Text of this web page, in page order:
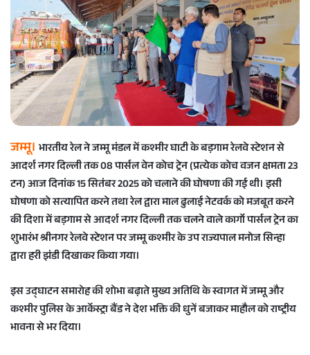
a
n
e
m
a
i
जम्मू।भारतीय रेल‌ ने जम्मू मंडल में कश्मीर घाटी के बड़गाम रेलवे स्टेशन से
आदर्श नगर दिल्ली तक 08 पार्सल वेन कोच ट्रेन (प्रत्येक कोच वजन क्षमता 23
टन) आज दिनांक 15 सितंबर 2025 को चलाने की घोषणा की गई थी। इसी
घोषणा को सत्यापित करने तथा रेल द्वारा माल ढुलाई नेटवर्क को मजबूत करने
की दिशा में बड़गाम से आदर्श नगर दिल्ली तक चलने वाले कार्गो पार्सल ट्रेन का
शुभारंभ श्रीनगर रेलवे स्टेशन पर जम्मू कश्मीर के उप राज्यपाल मनोज सिन्हा
द्वारा हरी झंडी दिखाकर किया गया।
इस उद्घाटन समारोह की शोभा बढ़ाते मुख्य अतिथि के स्वागत में जम्मू और
कश्मीर पुलिस के आर्केस्ट्रा बैंड ने देश भक्ति की धुनें बजाकर माहौल को राष्ट्रीय
भावना से भर दिया।